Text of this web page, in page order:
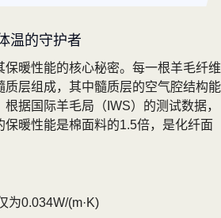
温的守护者
暖性能的核心秘密。每一根羊毛纤维
质层组成，其中髓质层的空气腔结构能
据国际羊毛局（IWS）的测试数据，
保暖性能是棉面料的1.5倍，是化纤面
为0.034W/(m·K)